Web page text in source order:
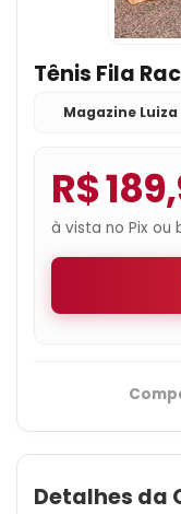
Tênis Fila
Magazine Luiza
R$
à vista no Pix ou
Detalhes da